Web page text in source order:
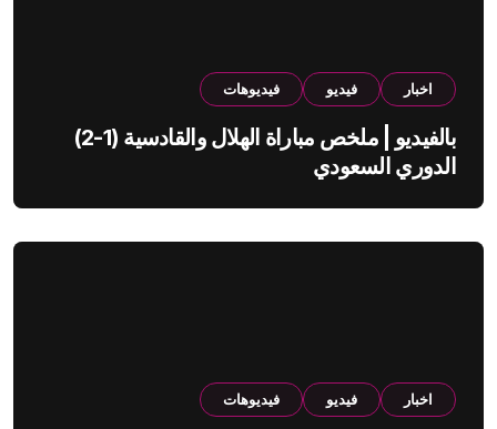
اخبار فيديو فيديوهات
بالفيديو | ملخص مباراة الهلال والقادسية (1-2)
الدوري السعودي
اخبار فيديو فيديوهات